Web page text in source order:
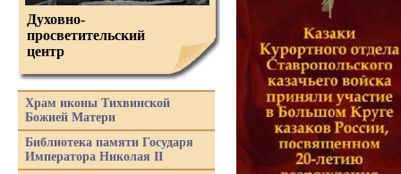
Духовно-
просветительский
центр
Храм иконы Тихвинской
Божией Матери
Библиотека памяти Государя
Императора Николая II